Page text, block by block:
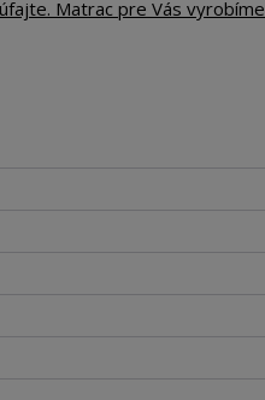
Matrac pre Vás